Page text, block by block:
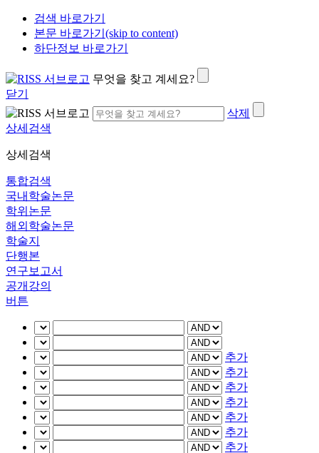
검색 바로가기
본문 바로가기(skip to content)
하단정보 바로가기
무엇을 찾고 계세요?
닫기
삭제
상세검색
상세검색
통합검색
국내학술논문
학위논문
해외학술논문
학술지
단행본
연구보고서
공개강의
버튼
추가
추가
추가
추가
추가
추가
추가